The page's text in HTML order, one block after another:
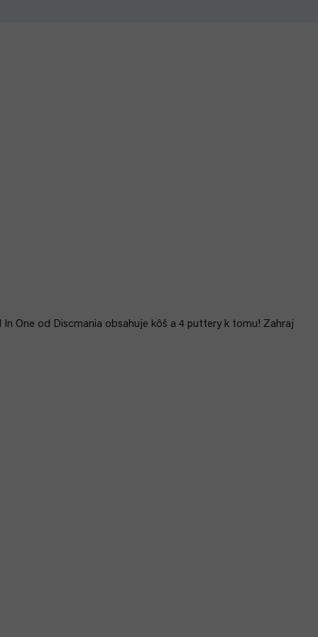
One od Discmania obsahuje kôš a 4 puttery k tomu! Zahraj